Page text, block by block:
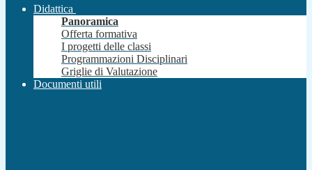
Didattica
Panoramica
Offerta formativa
I progetti delle classi
Programmazioni Disciplinari
Griglie di Valutazione
Documenti utili